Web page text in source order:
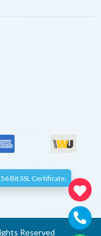
Bit SSL Certificate.
Reserved